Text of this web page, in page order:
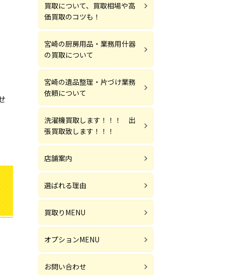
買取について、買取相場や高
価買取のコツも！
宮崎の厨房用品・業務用什器
の買取について
宮崎の遺品整理・片づけ業務
依頼について
洗濯機買取します！！！ 出
張買取致します！！！
店舗案内
選ばれる理由
買取りMENU
オプションMENU
お問い合わせ